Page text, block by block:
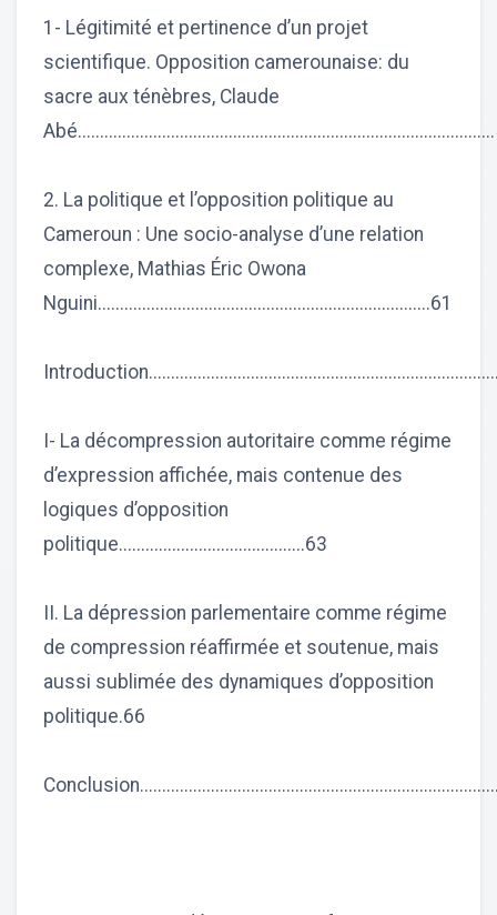
1- Légitimité et pertinence d’un projet
scientifique. Opposition camerounaise: du
sacre aux ténèbres, Claude
2. La politique et l’opposition politique au
Cameroun : Une socio-analyse d’une relation
complexe, Mathias Éric Owona
Nguini...........................................................................61
I- La décompression autoritaire comme régime
d’expression affichée, mais contenue des
logiques d’opposition
politique..........................................63
II. La dépression parlementaire comme régime
de compression réaffirmée et soutenue, mais
aussi sublimée des dynamiques d’opposition
politique.66